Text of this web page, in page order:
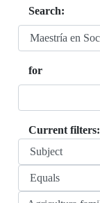
Search:
for
Current filters: